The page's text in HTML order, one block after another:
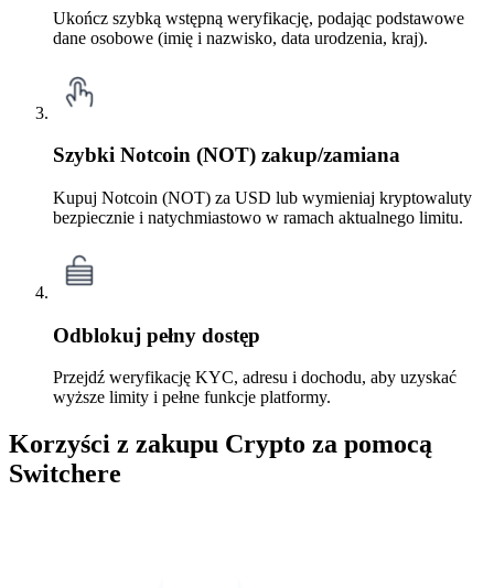
Ukończ szybką wstępną weryfikację, podając podstawowe
dane osobowe (imię i nazwisko, data urodzenia, kraj).
Szybki Notcoin (NOT) zakup/zamiana
Kupuj Notcoin (NOT) za USD lub wymieniaj kryptowaluty
bezpiecznie i natychmiastowo w ramach aktualnego limitu.
Odblokuj pełny dostęp
Przejdź weryfikację KYC, adresu i dochodu, aby uzyskać
wyższe limity i pełne funkcje platformy.
Korzyści z zakupu Crypto za pomocą
Switchere